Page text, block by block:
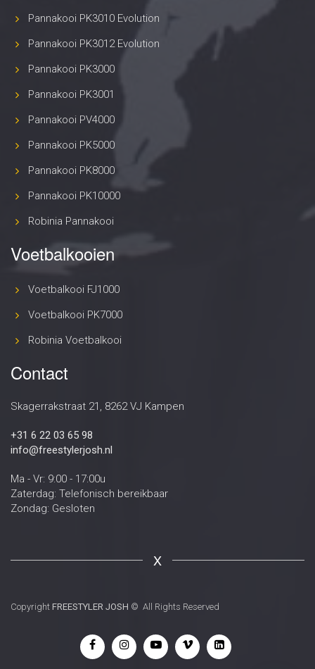
Pannakooi PK3010 Evolution
Pannakooi PK3012 Evolution
Pannakooi PK3000
Pannakooi PK3001
Pannakooi PV4000
Pannakooi PK5000
Pannakooi PK8000
Pannakooi PK10000
Robinia Pannakooi
Voetbalkooien
Voetbalkooi FJ1000
Voetbalkooi PK7000
Robinia Voetbalkooi
Contact
Skagerrakstraat 21, 8262 VJ Kampen
+31 6 22 03 65 98
info@freestylerjosh.nl
Ma - Vr: 9:00 - 17:00u
Zaterdag: Telefonisch bereikbaar
Zondag: Gesloten
X
Copyright FREESTYLER JOSH © All Rights Reserved